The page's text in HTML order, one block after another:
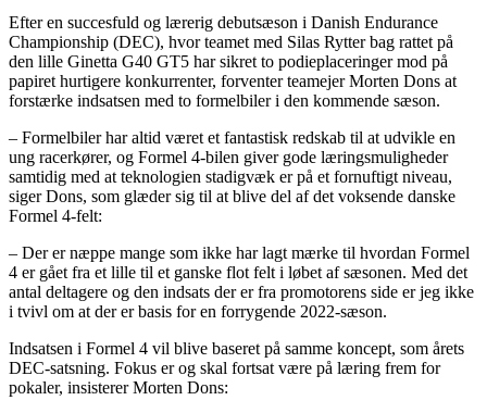
Efter en succesfuld og lærerig debutsæson i Danish Endurance
Championship (DEC), hvor teamet med Silas Rytter bag rattet på
den lille Ginetta G40 GT5 har sikret to podieplaceringer mod på
papiret hurtigere konkurrenter, forventer teamejer Morten Dons at
forstærke indsatsen med to formelbiler i den kommende sæson.
– Formelbiler har altid været et fantastisk redskab til at udvikle en
ung racerkører, og Formel 4-bilen giver gode læringsmuligheder
samtidig med at teknologien stadigvæk er på et fornuftigt niveau,
siger Dons, som glæder sig til at blive del af det voksende danske
Formel 4-felt:
– Der er næppe mange som ikke har lagt mærke til hvordan Formel
4 er gået fra et lille til et ganske flot felt i løbet af sæsonen. Med det
antal deltagere og den indsats der er fra promotorens side er jeg ikke
i tvivl om at der er basis for en forrygende 2022-sæson.
Indsatsen i Formel 4 vil blive baseret på samme koncept, som årets
DEC-satsning. Fokus er og skal fortsat være på læring frem for
pokaler, insisterer Morten Dons: